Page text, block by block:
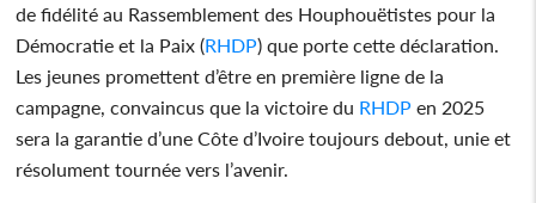
de fidélité au Rassemblement des Houphouëtistes pour la
Démocratie et la Paix (RHDP) que porte cette déclaration.
Les jeunes promettent d’être en première ligne de la
campagne, convaincus que la victoire du RHDP en 2025
sera la garantie d’une Côte d’Ivoire toujours debout, unie et
résolument tournée vers l’avenir.